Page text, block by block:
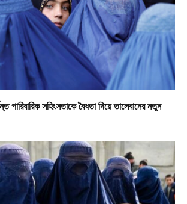
পারিবারিক সহিংসতাকে বৈধতা দিয়ে তালেবানের নতুন